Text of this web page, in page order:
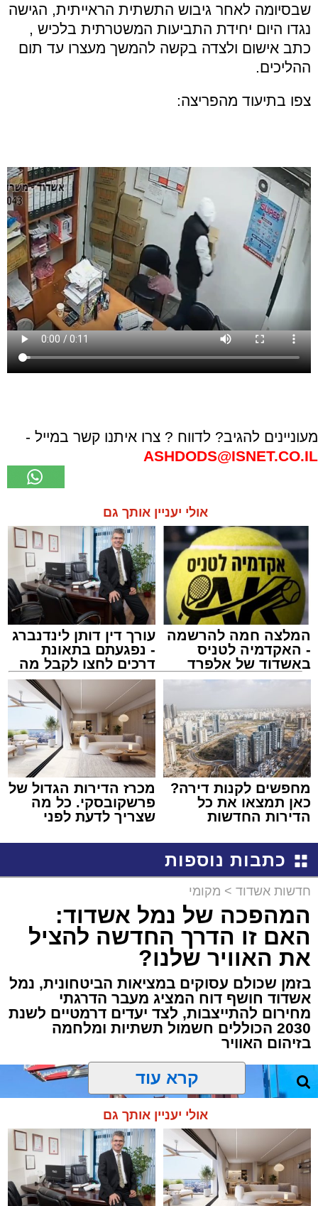
שבסיומה לאחר גיבוש התשתית הראייתית, הגישה
נגדו היום יחידת התביעות המשטרתית בלכיש ,
כתב אישום ולצדה בקשה להמשך מעצרו עד תום
ההליכים.
צפו בתיעוד מהפריצה:
מעוניינים להגיב? לדווח ? צרו איתנו קשר במייל -
ASHDODS@ISNET.CO.IL
אולי יעניין אותך גם
המלצה חמה להרשמה
- האקדמיה לטניס
באשדוד של אלפרד
קריאולנסקי - לילדים
עורך דין דותן לינדנברג
- נפגעתם בתאונת
דרכים לחצו לקבל מה
שמגיע לכם
מחפשים לקנות דירה?
כאן תמצאו את כל
הדירות החדשות
מכרז הדירות הגדול של
פרשקובסקי. כל מה
שצריך לדעת לפני
באשדוד
כתבות נוספות
חדשות אשדוד > מקומי
המהפכה של נמל אשדוד:
האם זו הדרך החדשה להציל
את האוויר שלנו?
בזמן שכולם עסוקים במציאות הביטחונית, נמל
אשדוד חושף דוח המציג מעבר הדרגתי
מחירום להתייצבות, לצד יעדים דרמטיים לשנת
2030 הכוללים חשמול תשתיות ומלחמה
בזיהום האוויר
קרא עוד
אולי יעניין אותך גם